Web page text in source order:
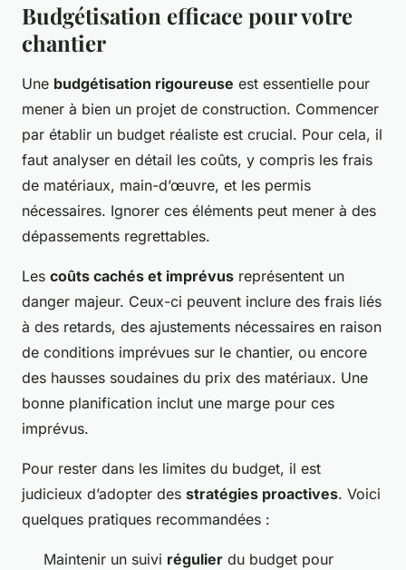
Budgétisation efficace pour votre
chantier
Une budgétisation rigoureuse est essentielle pour
mener à bien un projet de construction. Commencer
par établir un budget réaliste est crucial. Pour cela, il
faut analyser en détail les coûts, y compris les frais
de matériaux, main-d’œuvre, et les permis
nécessaires. Ignorer ces éléments peut mener à des
dépassements regrettables.
Les coûts cachés et imprévus représentent un
danger majeur. Ceux-ci peuvent inclure des frais liés
à des retards, des ajustements nécessaires en raison
de conditions imprévues sur le chantier, ou encore
des hausses soudaines du prix des matériaux. Une
bonne planification inclut une marge pour ces
imprévus.
Pour rester dans les limites du budget, il est
judicieux d’adopter des stratégies proactives. Voici
quelques pratiques recommandées :
Maintenir un suivi régulier du budget pour